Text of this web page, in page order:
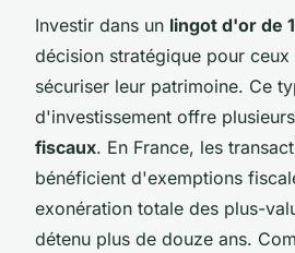
Investir dans un lingot d'or de
décision stratégique pour ceux
sécuriser leur patrimoine. Ce
d'investissement offre plusieurs
fiscaux. En France, les
bénéficient d'exemptions
exonération totale des plus-
détenu plus de douze ans.